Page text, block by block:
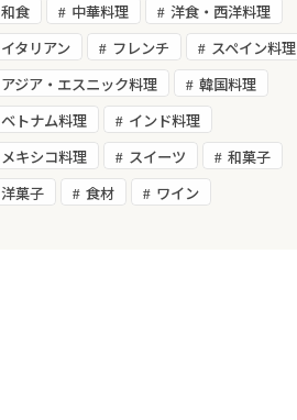
和食
中華料理
洋食・西洋料理
イタリアン
フレンチ
スペイン料理
アジア・エスニック料理
韓国料理
ベトナム料理
インド料理
メキシコ料理
スイーツ
和菓子
洋菓子
食材 ワイン